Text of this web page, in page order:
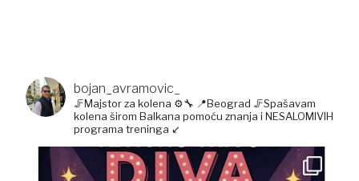
bojan_avramovic_
🦵Majstor za kolena ⚙️🔧 📍Beograd 🦵Spašavam
kolena širom Balkana pomoću znanja i NESALOMIVIH
programa treninga ↙️